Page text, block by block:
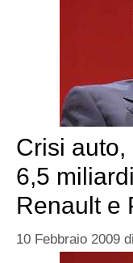
Crisi
6,5
Renault e
10 Febbraio 2009 di